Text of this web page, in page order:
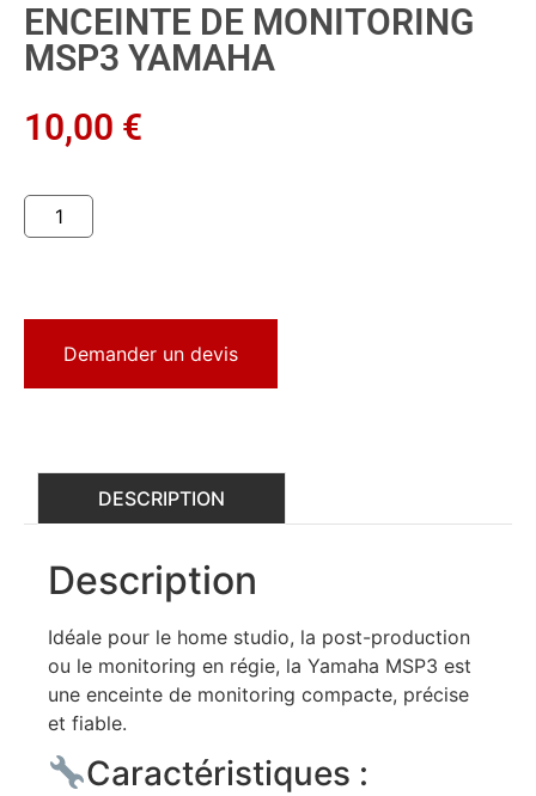
ENCEINTE DE MONITORING
MSP3 YAMAHA
10,00 €
Demander un devis
DESCRIPTION
Description
Idéale pour le home studio, la post-production
ou le monitoring en régie, la Yamaha MSP3 est
une enceinte de monitoring compacte, précise
et fiable.
Caractéristiques :